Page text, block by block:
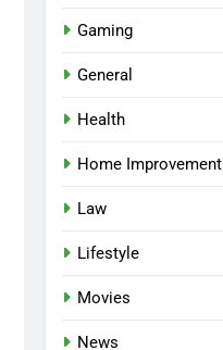
Gaming
General
Health
Home Improvement
Law
Lifestyle
Movies
News